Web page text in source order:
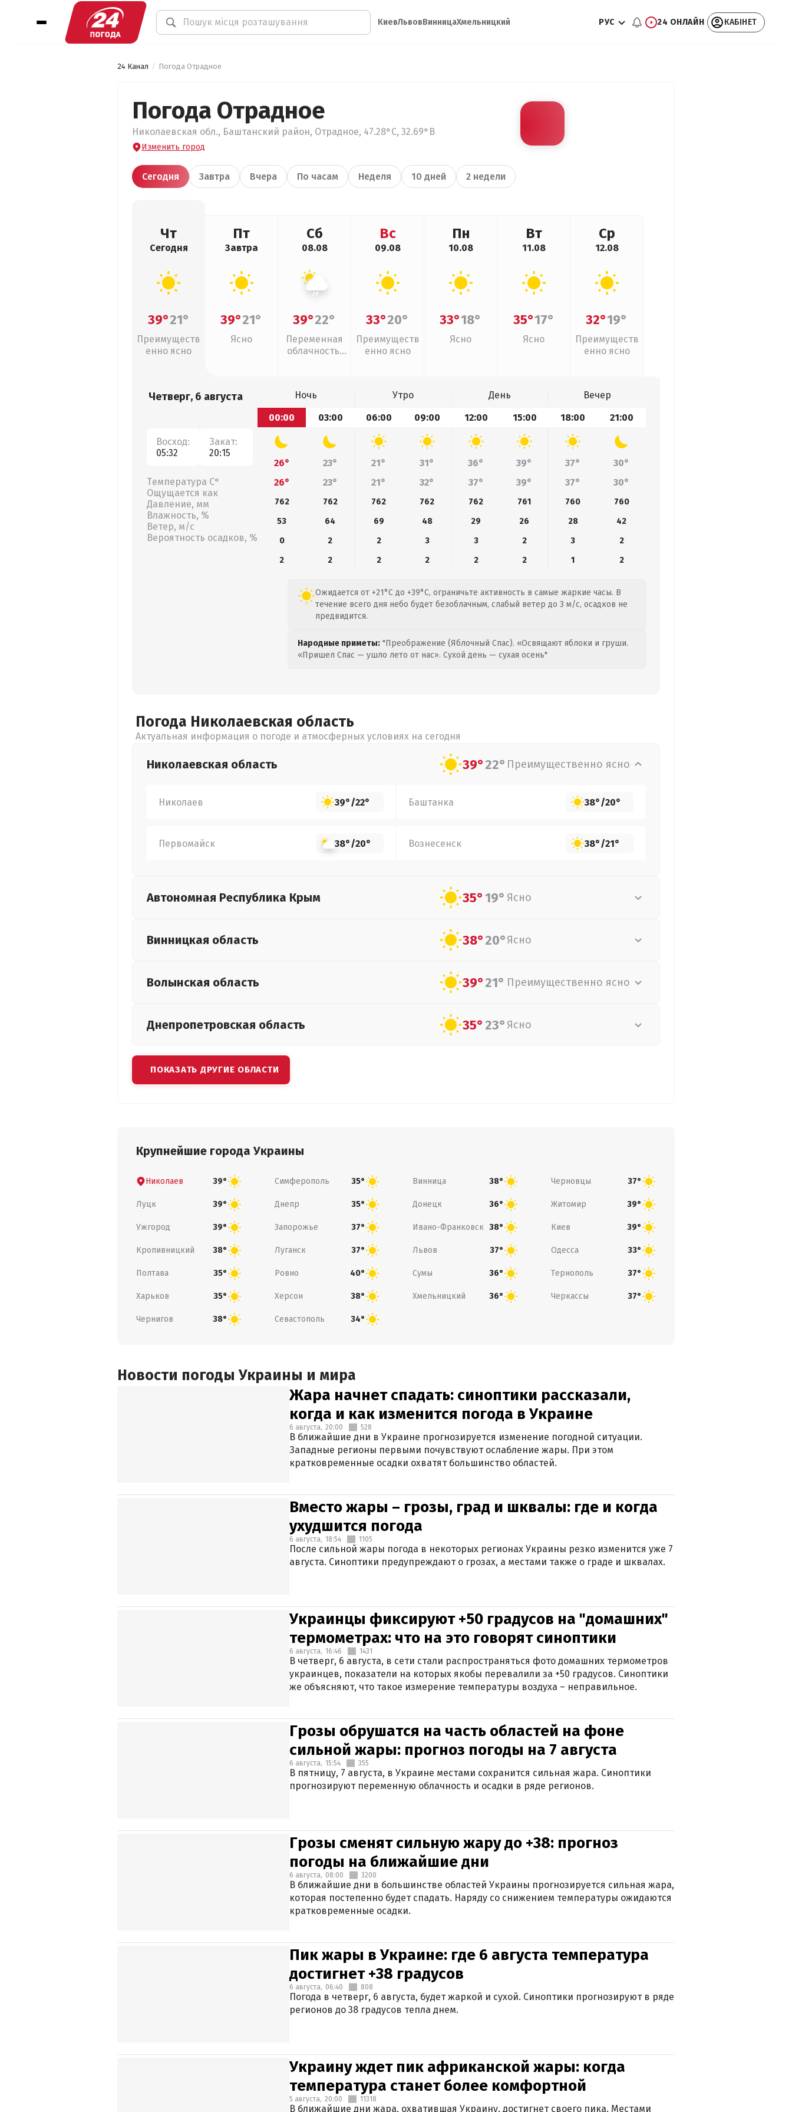
КиевЛьвовВинницаХмельницкий РУС 24 ОНЛАЙН КАБІНЕТ
24 Канал Погода Отрадное
Погода Отрадное
Николаевская обл., Баштанский район, Отрадное, 47.28°С, 32.69°В
Изменить город
Сегодня Завтра Вчера По часам Неделя 10 дней 2 недели
Чт
Сегодня
39°21°
Преимуществ
енно ясно
Пт
Завтра
39°21°
Ясно
Сб
08.08
39°22°
Переменная
облачность,
Вс
09.08
33°20°
Преимуществ
енно ясно
Пн
10.08
33°18°
Ясно
Вт
11.08
35°17°
Ясно
Ср
12.08
32°19°
Преимуществ
енно ясно
Четверг, 6 августа
Восход:
05:32
Закат:
20:15
Температура С°
Ощущается как
Давление, мм
Влажность, %
Ветер, м/с
Вероятность осадков, %
Ночь Утро День
Вечер
00:00
03:00 06:00 09:00 12:00 15:00 18:00 21:00
26° 23° 21° 31° 36° 39° 37°
30°
26°
23° 21° 32° 37° 39° 37° 30°
762 762 762 762 762 761 760
760
53
64 69 48 29 26 28
42
0
2 2 3 3 2 3
2
2
2 2 2 2 2 1 2
Ожидается от +21°C до +39°C, ограничьте активность в самые жаркие часы. В
течение всего дня небо будет безоблачным, слабый ветер до 3 м/с, осадков не
предвидится.
Народные приметы: "Преображение (Яблочный Спас). «Освящают яблоки и груши.
«Пришел Спас — ушло лето от нас». Сухой день — сухая осень"
Погода Николаевская область
Актуальная информация о погоде и атмосферных условиях на сегодня
Николаевская область 39°22° Преимущественно ясно
Николаев 39°/22° Баштанка 38°/20°
Первомайск 38°/20° Вознесенск 38°/21°
Автономная Республика Крым 35°19° Ясно
Винницкая область 38°20°Ясно
Волынская область 39°21° Преимущественно ясно
Днепропетровская область 35°23° Ясно
ПОКАЗАТЬ ДРУГИЕ ОБЛАСТИ
Крупнейшие города Украины
Николаев 39° Симферополь 35° Винница 38° Черновцы 37°
Луцк 39° Днепр 35° Донецк 36° Житомир 39°
Ужгород 39° Запорожье 37° Ивано-Франковск 38° Киев 39°
Кропивницкий 38° Луганск 37° Львов 37° Одесса 33°
Полтава 35° Ровно 40° Сумы 36° Тернополь 37°
Харьков 35° Херсон 38° Хмельницкий 36° Черкассы 37°
Чернигов 38° Севастополь 34°
Новости погоды Украины и мира
Жара начнет спадать: синоптики рассказали,
когда и как изменится погода в Украине
6 августа, 20:00 528
В ближайшие дни в Украине прогнозируется изменение погодной ситуации.
Западные регионы первыми почувствуют ослабление жары. При этом
кратковременные осадки охватят большинство областей.
Вместо жары – грозы, град и шквалы: где и когда
ухудшится погода
6 августа, 18:54 1105
После сильной жары погода в некоторых регионах Украины резко изменится уже 7
августа. Синоптики предупреждают о грозах, а местами также о граде и шквалах.
Украинцы фиксируют +50 градусов на "домашних"
термометрах: что на это говорят синоптики
6 августа, 16:46 1431
В четверг, 6 августа, в сети стали распространяться фото домашних термометров
украинцев, показатели на которых якобы перевалили за +50 градусов. Синоптики
же объясняют, что такое измерение температуры воздуха – неправильное.
Грозы обрушатся на часть областей на фоне
сильной жары: прогноз погоды на 7 августа
6 августа, 15:54 355
В пятницу, 7 августа, в Украине местами сохранится сильная жара. Синоптики
прогнозируют переменную облачность и осадки в ряде регионов.
Грозы сменят сильную жару до +38: прогноз
погоды на ближайшие дни
6 августа, 08:00 3200
В ближайшие дни в большинстве областей Украины прогнозируется сильная жара,
которая постепенно будет спадать. Наряду со снижением температуры ожидаются
кратковременные осадки.
Пик жары в Украине: где 6 августа температура
достигнет +38 градусов
6 августа, 06:40 808
Погода в четверг, 6 августа, будет жаркой и сухой. Синоптики прогнозируют в ряде
регионов до 38 градусов тепла днем.
Украину ждет пик африканской жары: когда
температура станет более комфортной
5 августа, 20:00 11318
В ближайшие дни жара, охватившая Украину, достигнет своего пика. Местами